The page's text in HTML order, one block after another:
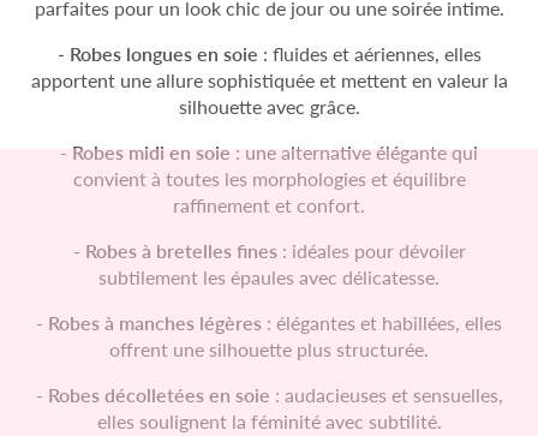
parfaites pour un look chic de jour ou une soirée intime.
- Robes longues en soie : fluides et aériennes, elles
apportent une allure sophistiquée et mettent en valeur la
silhouette avec grâce.
- Robes midi en soie : une alternative élégante qui
convient à toutes les morphologies et équilibre
raffinement et confort.
- Robes à bretelles fines: idéales pour dévoiler
subtilement les épaules avec délicatesse.
- Robes à manches légères : élégantes et habillées, elles
offrent une silhouette plus structurée.
- Robes décolletées en soie : audacieuses et sensuelles,
elles soulignent la féminité avec subtilité.